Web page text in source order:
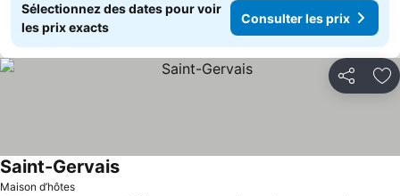
Sélectionnez des dates pour voir
les prix exacts
Consulter les prix
Partager
Maison d’hôtes
Saint-GervaisConsulter les prix